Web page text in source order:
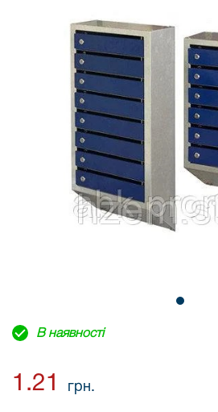
В наявності
1.21 грн.